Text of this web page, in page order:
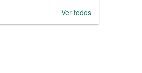
Ver todos